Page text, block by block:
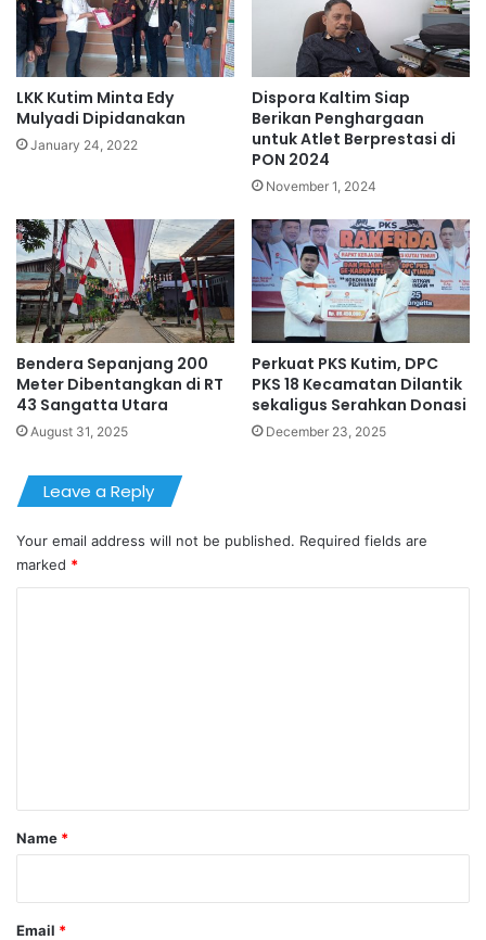
LKK Kutim Minta Edy
Mulyadi Dipidanakan
January 24, 2022
Dispora Kaltim Siap
Berikan Penghargaan
untuk Atlet Berprestasi di
PON 2024
November 1, 2024
Bendera Sepanjang 200
Meter Dibentangkan di RT
43 Sangatta Utara
August 31, 2025
Perkuat PKS Kutim, DPC
PKS 18 Kecamatan Dilantik
sekaligus Serahkan Donasi
December 23, 2025
Leave a Reply
Your email address will not be published. Required fields are
marked *
*
Name *
Email *